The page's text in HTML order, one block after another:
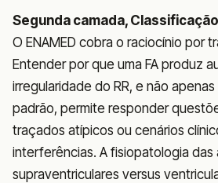
Segunda camada,
O ENAMED cobra o raciocínio por
Entender por que uma FA produz
irregularidade do RR, e não
padrão, permite responder
traçados atípicos ou cenários
interferências. A fisiopatologia das
supraventriculares versus